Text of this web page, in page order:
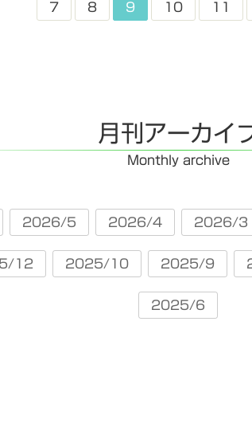
7 8 9 10 11
月刊アーカイ
Monthly archive
2026/5 2026/4 2026/3
12 2025/10 2025/9
2025/6